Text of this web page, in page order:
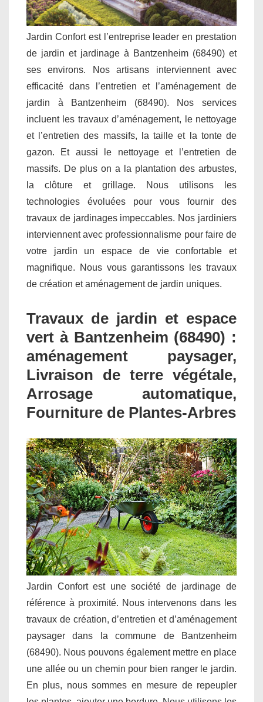
Jardin Confort est l’entreprise leader en prestation
de jardin et jardinage à Bantzenheim (68490) et
ses environs. Nos artisans interviennent avec
efficacité dans l’entretien et l’aménagement de
jardin à Bantzenheim (68490). Nos services
incluent les travaux d’aménagement, le nettoyage
et l’entretien des massifs, la taille et la tonte de
gazon. Et aussi le nettoyage et l’entretien de
massifs. De plus on a la plantation des arbustes,
la clôture et grillage. Nous utilisons les
technologies évoluées pour vous fournir des
travaux de jardinages impeccables. Nos jardiniers
interviennent avec professionnalisme pour faire de
votre jardin un espace de vie confortable et
magnifique. Nous vous garantissons les travaux
de création et aménagement de jardin uniques.
Travaux de jardin et espace
vert à Bantzenheim (68490) :
aménagement paysager,
Livraison de terre végétale,
Arrosage automatique,
Fourniture de Plantes-Arbres
Jardin Confort est une société de jardinage de
référence à proximité. Nous intervenons dans les
travaux de création, d’entretien et d’aménagement
paysager dans la commune de Bantzenheim
(68490). Nous pouvons également mettre en place
une allée ou un chemin pour bien ranger le jardin.
En plus, nous sommes en mesure de repeupler